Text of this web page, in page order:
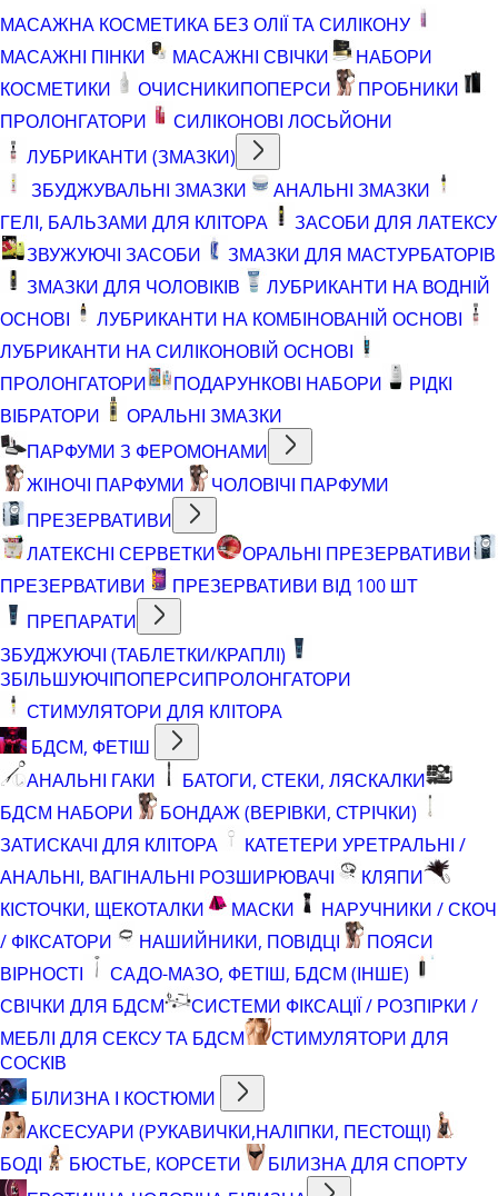
МАСАЖНА КОСМЕТИКА БЕЗ ОЛІЇ ТА СИЛІКОНУ
МАСАЖНІ ПІНКИ
МАСАЖНІ СВІЧКИ
НАБОРИ
КОСМЕТИКИ
ОЧИСНИКИПОПЕРСИ
ПРОБНИКИ
ПРОЛОНГАТОРИ
СИЛІКОНОВІ ЛОСЬЙОНИ
ЛУБРИКАНТИ (ЗМАЗКИ)
ЗБУДЖУВАЛЬНІ ЗМАЗКИ
АНАЛЬНІ ЗМАЗКИ
ГЕЛІ, БАЛЬЗАМИ ДЛЯ КЛІТОРА
ЗАСОБИ ДЛЯ ЛАТЕКСУ
ЗВУЖУЮЧІ ЗАСОБИ
ЗМАЗКИ ДЛЯ МАСТУРБАТОРІВ
ЗМАЗКИ ДЛЯ ЧОЛОВІКІВ
ЛУБРИКАНТИ НА ВОДНІЙ
ОСНОВІ
ЛУБРИКАНТИ НА КОМБІНОВАНІЙ ОСНОВІ
ЛУБРИКАНТИ НА СИЛІКОНОВІЙ ОСНОВІ
ПРОЛОНГАТОРИ
ПОДАРУНКОВІ НАБОРИ
РІДКІ
ВІБРАТОРИ
ОРАЛЬНІ ЗМАЗКИ
ПАРФУМИ З ФЕРОМОНАМИ
ЖІНОЧІ ПАРФУМИ
ЧОЛОВІЧІ ПАРФУМИ
ПРЕЗЕРВАТИВИ
ЛАТЕКСНІ СЕРВЕТКИ
ОРАЛЬНІ ПРЕЗЕРВАТИВИ
ПРЕЗЕРВАТИВИ
ПРЕЗЕРВАТИВИ ВІД 100 ШТ
ПРЕПАРАТИ
ЗБУДЖУЮЧІ (ТАБЛЕТКИ/КРАПЛІ)
ЗБІЛЬШУЮЧІПОПЕРСИПРОЛОНГАТОРИ
СТИМУЛЯТОРИ ДЛЯ КЛІТОРА
БДСМ, ФЕТІШ
АНАЛЬНІ ГАКИ
БАТОГИ, СТЕКИ, ЛЯСКАЛКИ
БДСМ НАБОРИ
БОНДАЖ (ВЕРІВКИ, СТРІЧКИ)
ЗАТИСКАЧІ ДЛЯ КЛІТОРА
КАТЕТЕРИ УРЕТРАЛЬНІ /
АНАЛЬНІ, ВАГІНАЛЬНІ РОЗШИРЮВАЧІ
КЛЯПИ
КІСТОЧКИ, ЩЕКОТАЛКИ
МАСКИ
НАРУЧНИКИ / СКОЧ
/ ФІКСАТОРИ
НАШИЙНИКИ, ПОВІДЦІ
ПОЯСИ
ВІРНОСТІ
САДО-МАЗО, ФЕТІШ, БДСМ (ІНШЕ)
СВІЧКИ ДЛЯ БДСМ
СИСТЕМИ ФІКСАЦІЇ / РОЗПІРКИ /
МЕБЛІ ДЛЯ СЕКСУ ТА БДСМ
СТИМУЛЯТОРИ ДЛЯ
СОСКІВ
БІЛИЗНА І КОСТЮМИ
АКСЕСУАРИ (РУКАВИЧКИ,НАЛІПКИ, ПЕСТОЩІ)
БОДІ
БЮСТЬЕ, КОРСЕТИ
БІЛИЗНА ДЛЯ СПОРТУ